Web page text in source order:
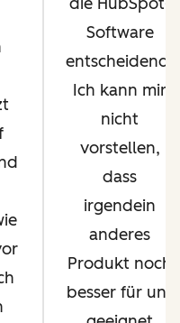
Software
entscheidend.
Ich kann mir
nicht
vorstellen,
dass
irgendein
anderes
Produkt noch
besser für uns